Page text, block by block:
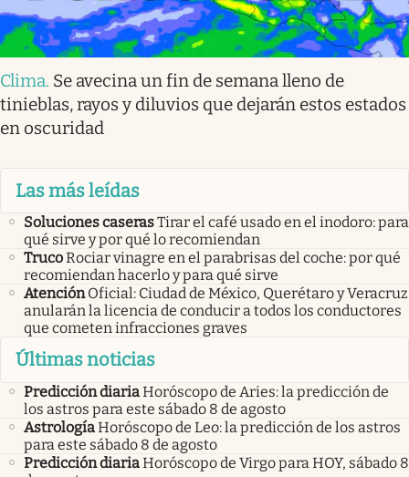
Clima. Se avecina un fin de semana lleno de
tinieblas, rayos y diluvios que dejarán estos estados
en oscuridad
Las más leídas
Soluciones caserasTirar el café usado en el inodoro: para
qué sirve y por qué lo recomiendan
TrucoRociar vinagre en el parabrisas del coche: por qué
recomiendan hacerlo y para qué sirve
Atención Oficial: Ciudad de México, Querétaro y Veracruz
anularán la licencia de conducir a todos los conductores
que cometen infracciones graves
Últimas noticias
Predicción diariaHoróscopo de Aries: la predicción de
los astros para este sábado 8 de agosto
AstrologíaHoróscopo de Leo: la predicción de los astros
para este sábado 8 de agosto
Predicción diariaHoróscopo de Virgo para HOY, sábado 8